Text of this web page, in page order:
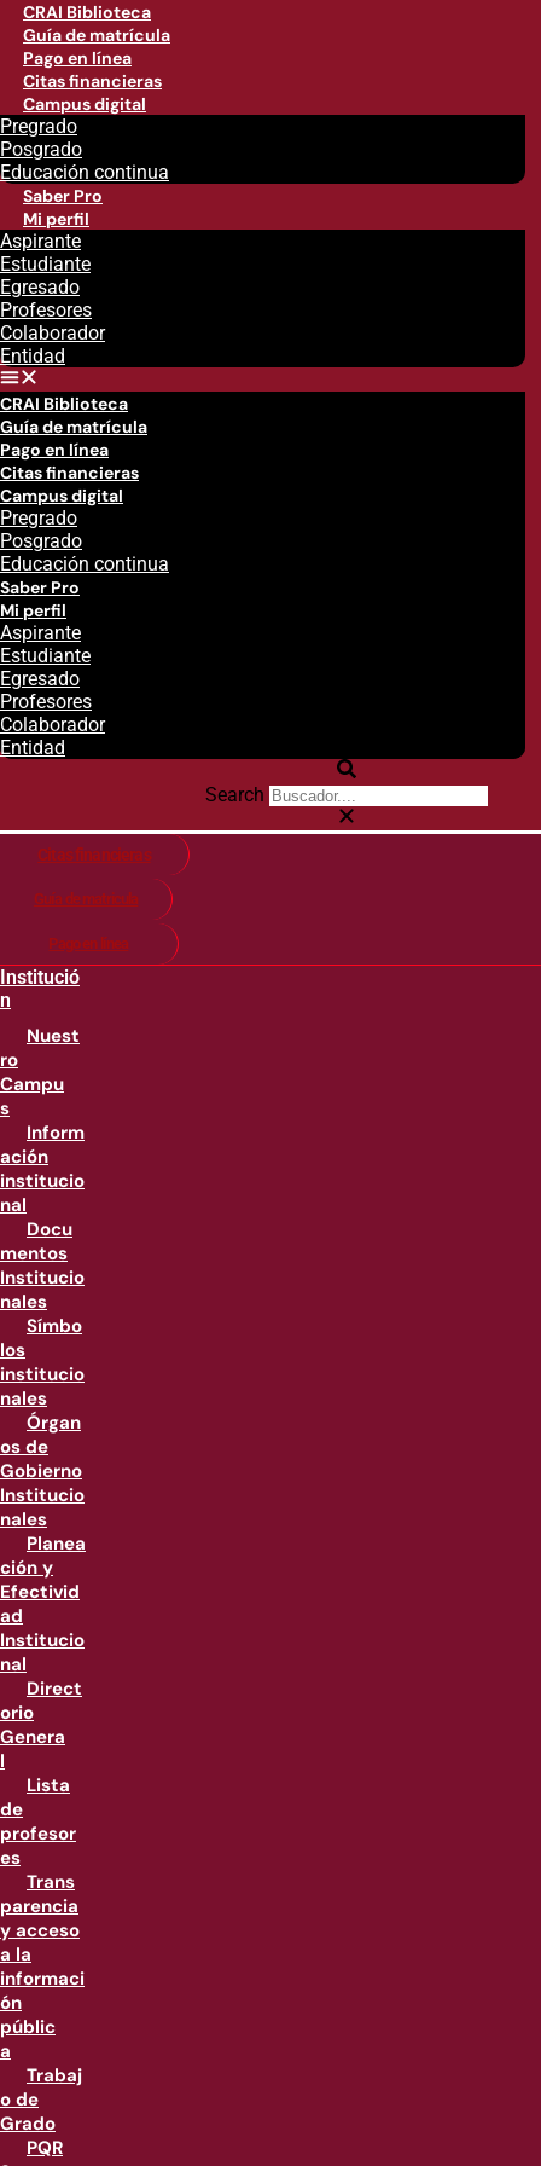
CRAI Biblioteca
Guía de matrícula
Pago en línea
Citas financieras
Campus digital
Pregrado
Posgrado
Educación continua
Saber Pro
Mi perfil
Aspirante
Estudiante
Egresado
Profesores
Colaborador
Entidad
CRAI Biblioteca
Guía de matrícula
Pago en línea
Citas financieras
Campus digital
Pregrado
Posgrado
Educación continua
Saber Pro
Mi perfil
Aspirante
Estudiante
Egresado
Profesores
Colaborador
Entidad
Search
Citas financieras
Guía de matricula
Pago en línea
Institució
n
Nuest
ro
Campu
s
Inform
ación
institucio
nal
Docu
mentos
Institucio
nales
Símbo
los
institucio
nales
Órgan
os de
Gobierno
Institucio
nales
Planea
ción y
Efectivid
ad
Institucio
nal
Direct
orio
Genera
l
Lista
de
profesor
es
Trans
parencia
y acceso
a la
informaci
ón
públic
a
Trabaj
o de
Grado
PQR